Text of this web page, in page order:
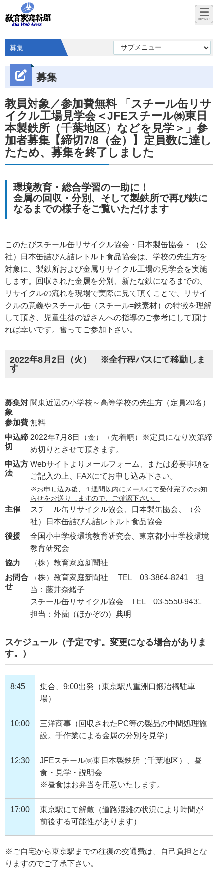
募集
募集
教員対象／参加費無料 「スチール缶リサ
イクル工場見学会＜JFEスチール㈱東日
本製鉄所（千葉地区）などを見学＞」参
加者募集【締切7/8（金）】定員数に達し
たため、募集を終了しました
環境教育・総合学習の一助に！
金属の回収・分別、そして製鉄所で再び鉄に
なるまでの様子をご覧いただけます
このたびスチール缶リサイクル協会・日本製缶協会・（公
社）日本缶詰びん詰レトルト食品協会は、学校の先生方を
対象に、製鉄所および金属リサイクル工場の見学会を実施
します。回収された金属を分別、新たな鉄になるまでの、
リサイクルの流れを現場で実際に見て頂くことで、リサイ
クルの意義やスチール缶（スチール=鉄素材）の特徴を理解
して頂き、児童生徒の皆さんへの指導のご参考にして頂け
れば幸いです。奮ってご参加下さい。
2022年8月2日（火） ※全行程バスにて移動しま
す
募集対
象
関東近辺の小学校～高等学校の先生方（定員20名）
参加費 無料
申込締
切
2022年7月8日（金）（先着順）※定員になり次第締
め切りとさせて頂きます。
申込方
法
Webサイトよりメールフォーム、または必要事項を
ご記入の上、FAXにてお申し込み下さい。
※お申し込み後、１週間以内にメールにて受付完了のお知
らせをお送りしますので、ご確認下さい。
主催
スチール缶リサイクル協会、日本製缶協会、（公
社）日本缶詰びん詰レトルト食品協会
後援
全国小中学校環境教育研究会、東京都小中学校環境
教育研究会
協力
（株）教育家庭新聞社
お問合
せ
（株）教育家庭新聞社 TEL 03-3864-8241 担
当：藤井奈緒子
スチール缶リサイクル協会 TEL 03-5550-9431
担当：外薗（ほかぞの）典明
スケジュール（予定です。変更になる場合がありま
す。）
8:45
集合、9:00出発（東京駅八重洲口鍛冶橋駐車
場）
10:00
三洋商事（回収されたPC等の製品の中間処理施
設。手作業による金属の分別を見学）
12:30
JFEスチール㈱東日本製鉄所（千葉地区）、昼
食・見学・説明会
※昼食はお弁当を用意いたします。
17:00
東京駅にて解散（道路混雑の状況により時間が
前後する可能性があります）
※ご自宅から東京駅までの往復の交通費は、自己負担とな
りますのでご了承下さい。